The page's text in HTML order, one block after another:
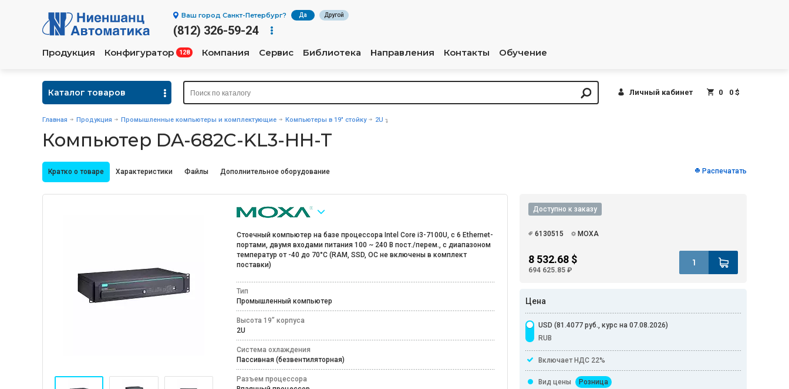
Ваш город Санкт-Петербург? Да Другой
(812) 326-59-24
Продукция Конфигуратор 128 Компания Сервис Библиотека Направления Контакты Обучение
Каталог товаров Личный кабинет 0 0 $
Главная Продукция Промышленные компьютеры и комплектующие Компьютеры в 19" стойку 2U
Компьютер DA-682C-KL3-HH-T
Кратко о товаре Характеристики Файлы Дополнительное оборудование Распечатать
Доступно к заказу
6130515 MOXA
8 532.68 $
694 625.85 ₽
Цена
USD (81.4077 руб., курс на 07.08.2026)
RUB
Включает НДС 22%
Вид цены Розница
Стоечный компьютер на базе процессора Intel Core i3-7100U, с 6 Ethernet-
портами, двумя входами питания 100 ~ 240 В пост./перем., с диапазоном
температур от -40 до 70°C (RAM, SSD, ОС не включены в комплект
поставки)
Тип
Промышленный компьютер
Высота 19” корпуса
2U
Система охлаждения
Пассивная (безвентиляторная)
Разъем процессора